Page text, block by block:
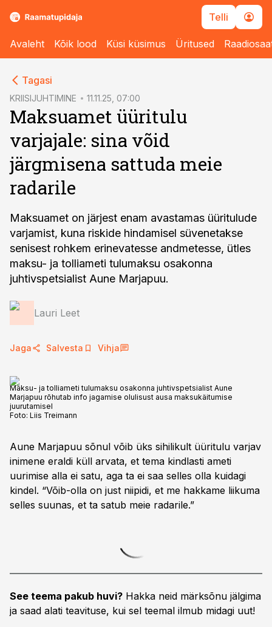
Telli
Avaleht Kõik lood Küsi küsimus Üritused
Tagasi
KRIISIJUHTIMINE 11.11.25, 07:00
Maksuamet üüritulu
varjajale: sina võid
järgmisena sattuda meie
radarile
Maksuamet on järjest enam avastamas üüritulude
varjamist, kuna riskide hindamisel süvenetakse
senisest rohkem erinevatesse andmetesse, ütles
maksu- ja tolliameti tulumaksu osakonna
juhtivspetsialist Aune Marjapuu.
Lauri Leet
Jaga Salvesta Vihja
Maksu- ja tolliameti tulumaksu osakonna juhtivspetsialist Aune
Marjapuu rõhutab info jagamise olulisust ausa maksukäitumise
juurutamisel
Foto: Liis Treimann
Aune Marjapuu sõnul võib üks sihilikult üüritulu varjav
inimene eraldi küll arvata, et tema kindlasti ameti
uurimise alla ei satu, aga ta ei saa selles olla kuidagi
kindel. “Võib-olla on just niipidi, et me hakkame liikuma
selles suunas, et ta satub meie radarile.”
See teema pakub huvi? Hakka neid märksõnu jälgima
ja saad alati teavituse, kui sel teemal ilmub midagi uut!